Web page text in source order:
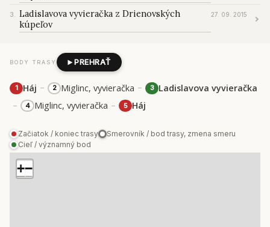
BODY TRASY PREHRAŤ
1 Háj – 2 Miglinc, vyvieračka – 3
Ladislavova vyvieračka
–
4 Miglinc, vyvieračka – 5 Háj
Začiatok / koniec trasy
Smerovník / bod trasy, zmena smeru
Cieľ / významný bod
+−
Ladislavova vyvieračka z Drienovských
kúpeľov
27. 09. 2015